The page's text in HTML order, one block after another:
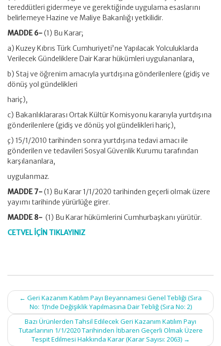
tereddütleri gidermeye ve gerektiğinde uygulama esaslarını
belirlemeye Hazine ve Maliye Bakanlığı yetkilidir.
MADDE 6-(1) Bu Karar;
a) Kuzey Kıbrıs Türk Cumhuriyeti’ne Yapılacak Yolculuklarda
Verilecek Gündeliklere Dair Karar hükümleri uygulananlara,
b) Staj ve öğrenim amacıyla yurtdışına gönderilenlere (gidiş ve
dönüş yol gündelikleri
hariç),
c) Bakanlıklararası Ortak Kültür Komisyonu kararıyla yurtdışına
gönderilenlere (gidiş ve dönüş yol gündelikleri hariç),
ç) 15/1/2010 tarihinden sonra yurtdışına tedavi amacı ile
gönderilen ve tedavileri Sosyal Güvenlik Kurumu tarafından
karşılananlara,
uygulanmaz.
MADDE 7-(1) Bu Karar 1/1/2020 tarihinden geçerli olmak üzere
yayımı tarihinde yürürlüğe girer.
MADDE 8- (1) Bu Karar hükümlerini Cumhurbaşkanı yürütür.
CETVEL İÇİN TIKLAYINIZ
Post
navigation
← Geri Kazanım Katılım Payı Beyannamesi Genel Tebliği (Sıra
No: 1)’nde Değişiklik Yapılmasına Dair Tebliğ (Sıra No: 2)
Bazı Ürünlerden Tahsil Edilecek Geri Kazanım Katılım Payı
Tutarlarının 1/1/2020 Tarihinden İtibaren Geçerli Olmak Üzere
Tespit Edilmesi Hakkında Karar (Karar Sayısı: 2063) →